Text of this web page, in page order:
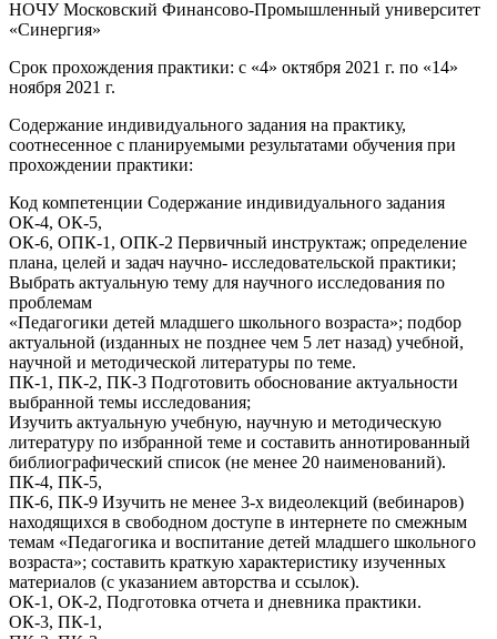
НОЧУ Московский Финансово-Промышленный университет
«Синергия»
Срок прохождения практики: с «4» октября 2021 г. по «14»
ноября 2021 г.
Содержание индивидуального задания на практику,
соотнесенное с планируемыми результатами обучения при
прохождении практики:
Код компетенции Содержание индивидуального задания
ОК-4, ОК-5,
ОК-6, ОПК-1, ОПК-2 Первичный инструктаж; определение
плана, целей и задач научно- исследовательской практики;
Выбрать актуальную тему для научного исследования по
проблемам
«Педагогики детей младшего школьного возраста»; подбор
актуальной (изданных не позднее чем 5 лет назад) учебной,
научной и методической литературы по теме.
ПК-1, ПК-2, ПК-3 Подготовить обоснование актуальности
выбранной темы исследования;
Изучить актуальную учебную, научную и методическую
литературу по избранной теме и составить аннотированный
библиографический список (не менее 20 наименований).
ПК-4, ПК-5,
ПК-6, ПК-9 Изучить не менее 3-х видеолекций (вебинаров)
находящихся в свободном доступе в интернете по смежным
темам «Педагогика и воспитание детей младшего школьного
возраста»; составить краткую характеристику изученных
материалов (с указанием авторства и ссылок).
ОК-1, ОК-2, Подготовка отчета и дневника практики.
ОК-3, ПК-1,